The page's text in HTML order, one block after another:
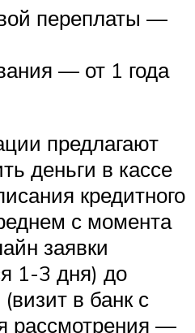
переплаты —
— от 1 года
предлагают
деньги в кассе
кредитного
с момента
заявки
1-3 дня) до
в банк с
рассмотрения —